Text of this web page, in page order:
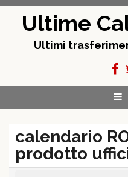
Ultime
Ultimi
calendario
prodotto